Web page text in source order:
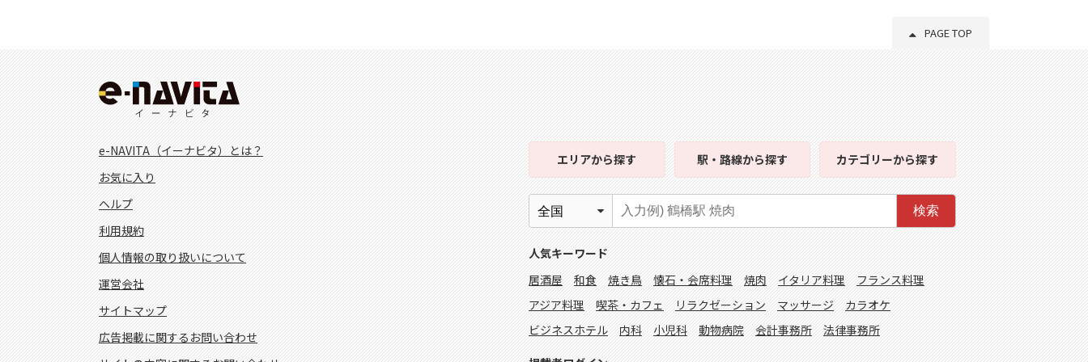
PAGE TOP
e-NAVITA（イーナビタ）とは？
お気に入り
ヘルプ
利用規約
個人情報の取り扱いについて
運営会社
サイトマップ
広告掲載に関するお問い合わせ
エリアから探す 駅・路線から探す カテゴリーから探す
検索
人気キーワード
居酒屋
和食 焼き鳥 懐石・会席料理 焼肉 イタリア料理
フランス料理
アジア料理
喫茶・カフェ リラクゼーション マッサージ
カラオケ
ビジネスホテル
内科 小児科 動物病院 会計事務所 法律事務所